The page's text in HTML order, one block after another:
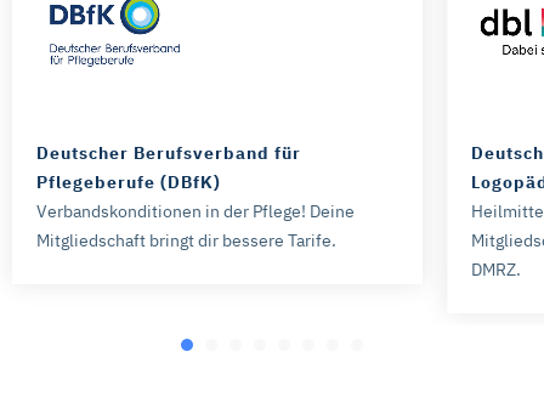
Deutscher Berufsverband für
Pflegeberufe (DBfK)
Verbandskonditionen in der Pflege! Deine
Mitgliedschaft bringt dir bessere Tarife.
DMRZ.